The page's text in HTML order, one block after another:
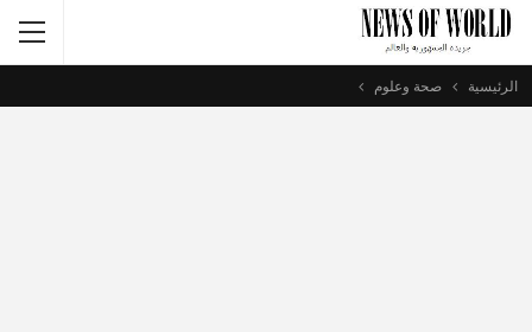
الرئيسية صحة وعلوم